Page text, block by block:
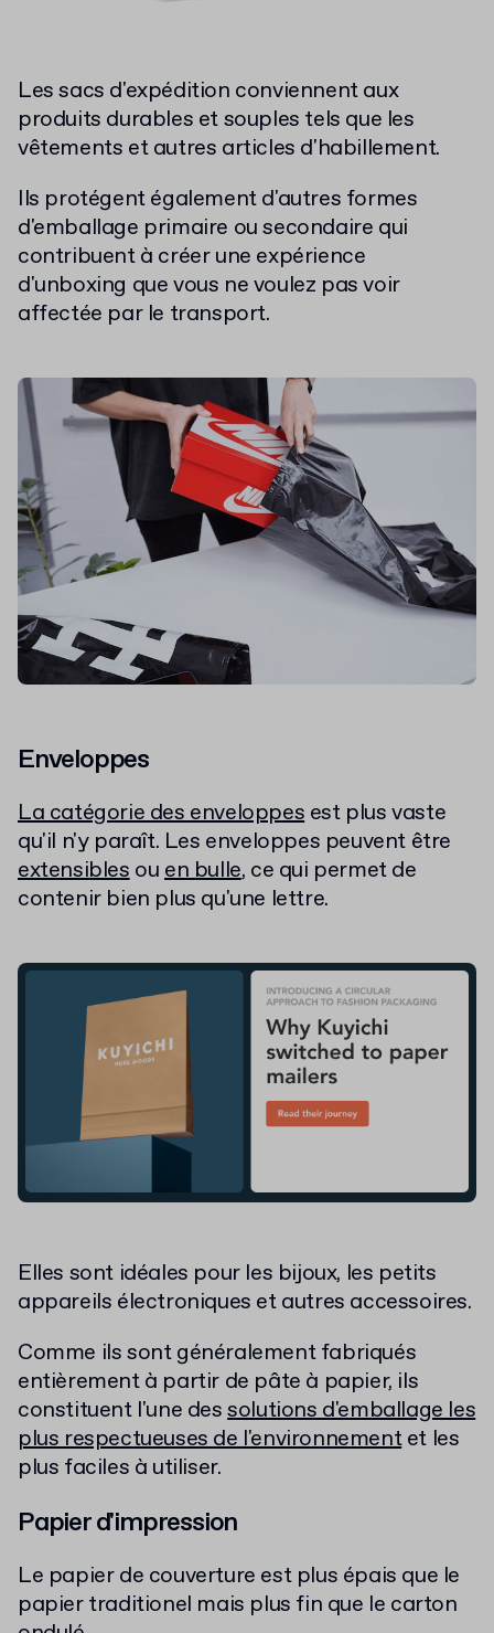
Les sacs d'expédition conviennent aux
produits durables et souples tels que les
vêtements et autres articles d'habillement.
Ils protégent également d'autres formes
d'emballage primaire ou secondaire qui
contribuent à créer une expérience
d'unboxing que vous ne voulez pas voir
affectée par le transport.
Enveloppes
La catégorie des enveloppesest plus vaste
qu'il n'y paraît. Les enveloppes peuvent être
extensiblesouen bulle, ce qui permet de
contenir bien plus qu'une lettre.
Elles sont idéales pour les bijoux, les petits
appareils électroniques et autres accessoires.
Comme ils sont généralement fabriqués
entièrement à partir de pâte à papier, ils
constituent l'une dessolutions d'emballage les
plus respectueuses de l'environnementet les
plus faciles à utiliser.
Papier d'impression
Le papier de couverture est plus épais que le
papier traditionel mais plus fin que le carton